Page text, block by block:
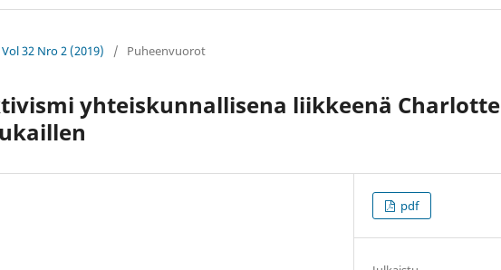
Vol 32 Nro 2 (2019) / Puheenvuorot
yhteiskunnallisena liikkeenä Charlotte
pdf